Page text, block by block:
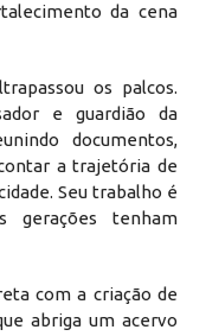
da cena
os palcos.
e guardião da
documentos,
a trajetória de
Seu trabalho é
gerações tenham
com a criação de
abriga um acervo